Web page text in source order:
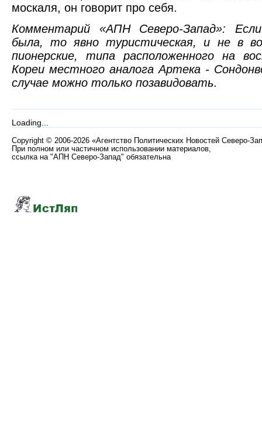
москаля, он говорит про себя.
Комментарий «АПН Северо-Запад»:
была, то явно туристическая, и не в
пионерские, типа расположенного на
Кореи местного аналога Артека -
случае можно только позавидовать.
Loading...
Copyright © 2006-2026 «Агентство Политических Новостей Северо-
При полном или частичном использовании материалов,
ссылка на "АПН Северо-Запад" обязательна